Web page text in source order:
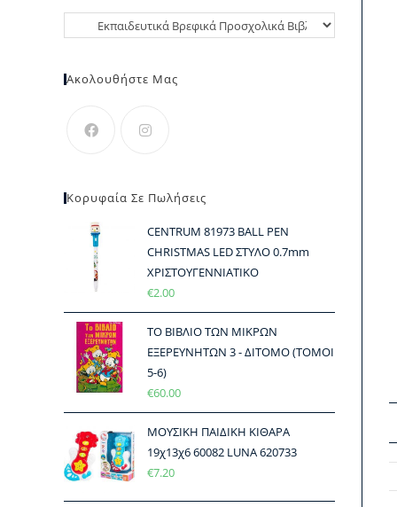
Ακολουθήστε Μας
Κορυφαία Σε Πωλήσεις
CENTRUM 81973 BALL PEN
CHRISTMAS LED ΣΤΥΛΟ 0.7mm
ΧΡΙΣΤΟΥΓΕΝΝΙΑΤΙΚΟ
€2.00
ΤΟ ΒΙΒΛΙΟ ΤΩΝ ΜΙΚΡΩΝ
ΕΞΕΡΕΥΝΗΤΩΝ 3 - ΔΙΤΟΜΟ (ΤΟΜΟΙ
5-6)
€60.00
ΜΟΥΣΙΚΗ ΠΑΙΔΙΚΗ ΚΙΘΑΡΑ
19χ13χ6 60082 LUNA 620733
€7.20